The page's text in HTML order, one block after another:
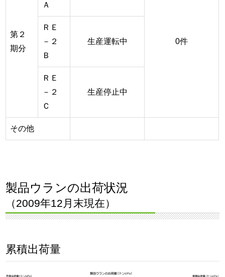
第２
期分
Ａ
0件
ＲＥ
－２
Ｂ
生産運転中
ＲＥ
－２
Ｃ
生産停止中
その他
製品ウランの出荷状況
（2009年12月末現在）
累積出荷量